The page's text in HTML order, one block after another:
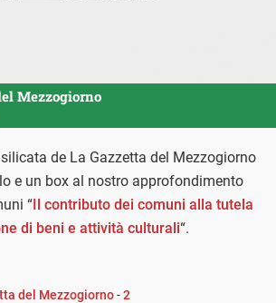
Mezzogiorno
de La Gazzetta del Mezzogiorno
e un box al nostro approfondimento
“Il contributo dei comuni alla tutela
di beni e attività culturali“.
del Mezzogiorno-2